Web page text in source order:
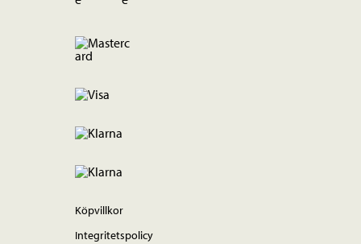
Köpvillkor
Integritetspolicy